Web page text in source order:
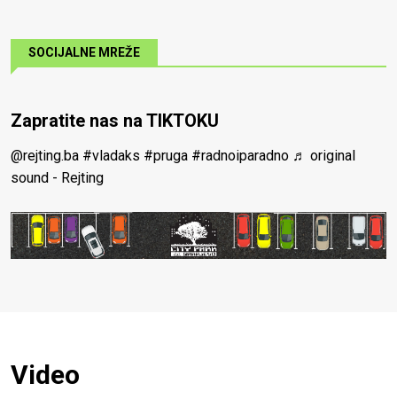
SOCIJALNE MREŽE
Zapratite nas na TIKTOKU
@rejting.ba #vladaks #pruga #radnoiparadno ♬ original
sound - Rejting
Video